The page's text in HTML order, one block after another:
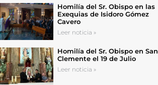
Homilía del Sr. Obispo en las
Exequias de Isidoro Gómez
Cavero
Leer noticia »
Homilía del Sr. Obispo en San
Clemente el 19 de Julio
Leer noticia »